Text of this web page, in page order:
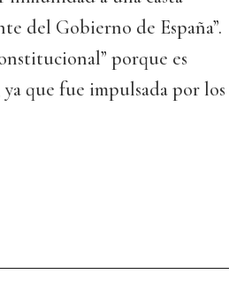
del Gobierno de España”.
porque es
ya que fue impulsada por los